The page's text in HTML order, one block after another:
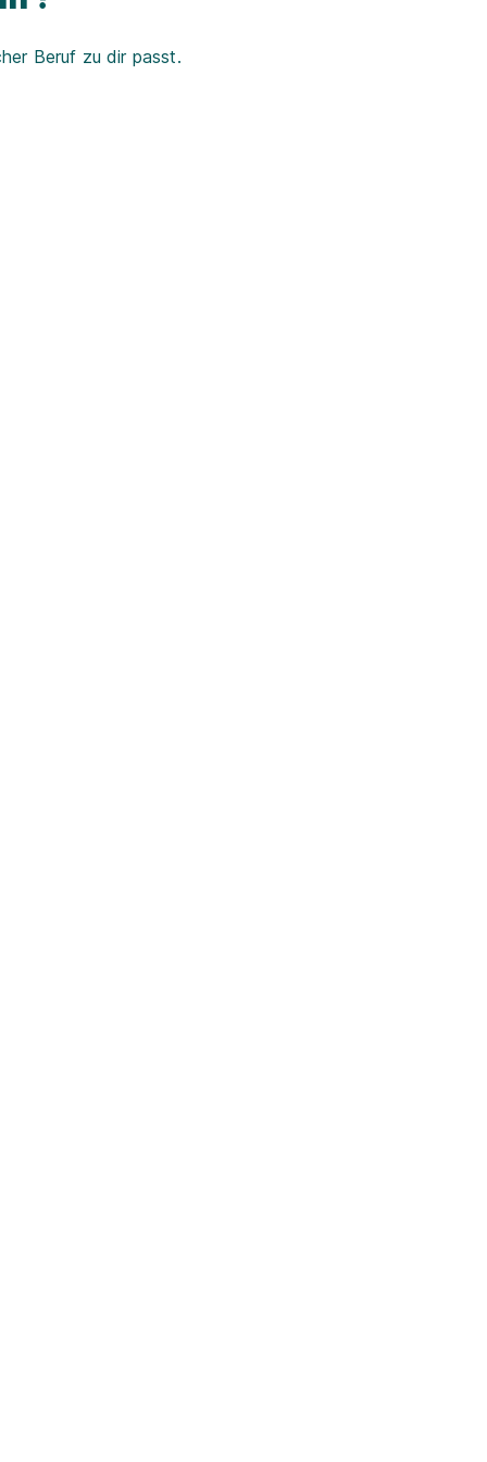
Beruf zu dir passt.